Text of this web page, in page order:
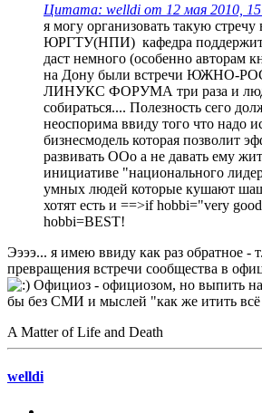
Цитата: welldi от 12 мая 2010,
я могу организовать такую стречу
ЮРГТУ(НПИ) кафедра поддержит
даст немного (особенно авторам
на Дону были встречи ЮЖНО-
ЛИНУКС ФОРУМА три раза и
собираться.... Полезность сего
неоспорима ввиду того что надо
бизнесмодель которая позволит
развивать ООо а не давать ему
инициативе "национального
умных людей которые кушают
хотят есть и ==>if hobbi="very
hobbi=BEST!
Ээээ... я имею ввиду как раз обратное -
превращения встречи сообщества в
Официоз - официозом, но выпить на
бы без СМИ и мыслей "как же итить всё
A Matter of Life and Death
welldi